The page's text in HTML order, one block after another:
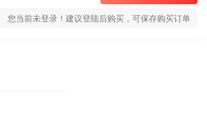
您当前未登录！建议登陆后购买，可保存购买订单